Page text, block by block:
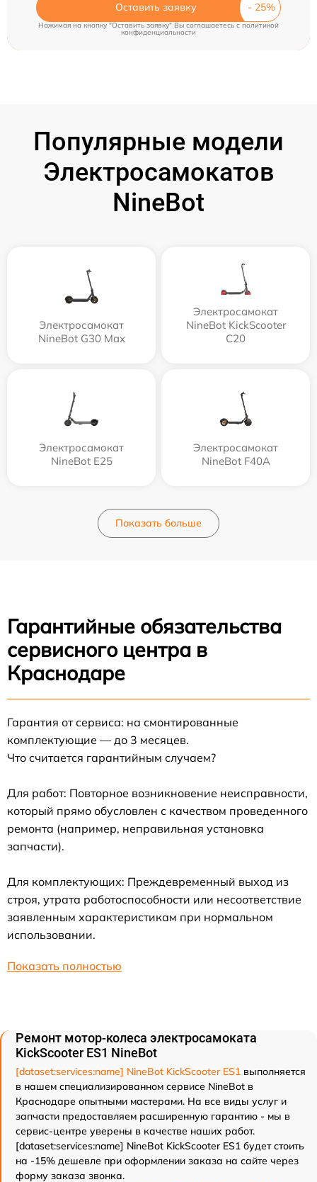
Оставить заявку
Нажимая на кнопку "Оставить заявку" Вы соглашаетесь c политикой
конфиденциальности
Популярные модели
Электросамокатов
NineBot
Электросамокат
NineBot G30 Max
Электросамокат
NineBot KickScooter
C20
Электросамокат
NineBot E25
Электросамокат
NineBot F40A
Показать больше
Гарантийные обязательства
сервисного центра в
Краснодаре
Гарантия от сервиса: на смонтированные
комплектующие — до 3 месяцев.
Что считается гарантийным случаем?
Для работ: Повторное возникновение неисправности,
который прямо обусловлен с качеством проведенного
ремонта (например, неправильная установка
запчасти).
Для комплектующих: Преждевременный выход из
строя, утрата работоспособности или несоответствие
заявленным характеристикам при нормальном
использовании.
Показать полностью
Ремонт мотор-колеса электросамоката
KickScooter ES1 NineBot
[dataset:services:name] NineBot KickScooter ES1 выполняется
в нашем специализированном сервисе NineBot в
Краснодаре опытными мастерами. На все виды услуг и
запчасти предоставляем расширенную гарантию - мы в
сервис-центре уверены в качестве наших работ.
[dataset:services:name] NineBot KickScooter ES1 будет стоить
на -15% дешевле при оформлении заказа на сайте через
форму заказа звонка.